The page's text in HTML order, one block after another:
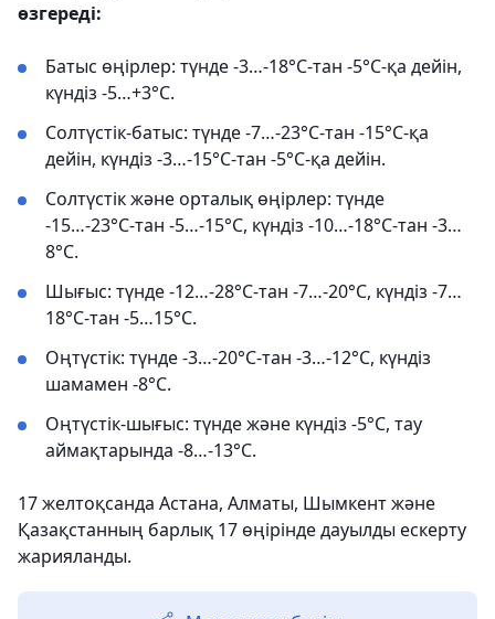
өзгереді:
Батыс өңірлер: түнде -3…-18°С-тан -5°С-қа дейін,
күндіз -5…+3°С.
Солтүстік-батыс: түнде -7…-23°С-тан -15°С-қа
дейін, күндіз -3…-15°С-тан -5°С-қа дейін.
Солтүстік және орталық өңірлер: түнде
-15…-23°С-тан -5…-15°С, күндіз -10…-18°С-тан -3…
8°С.
Шығыс: түнде -12…-28°С-тан -7…-20°С, күндіз -7…
18°С-тан -5…15°С.
Оңтүстік: түнде -3…-20°С-тан -3…-12°С, күндіз
шамамен -8°С.
Оңтүстік-шығыс: түнде және күндіз -5°С, тау
аймақтарында -8…-13°С.
17 желтоқсанда Астана, Алматы, Шымкент және
Қазақстанның барлық 17 өңірінде дауылды ескерту
жарияланды.